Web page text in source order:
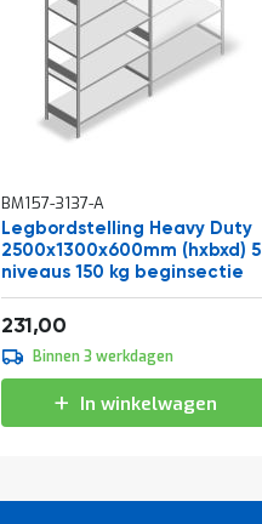
BM157-3137-A
Legbordstelling Heavy Duty
2500x1300x600mm (hxbxd) 5
niveaus 150 kg beginsectie
Vanaf
231,00
Binnen 3 werkdagen
In winkelwagen